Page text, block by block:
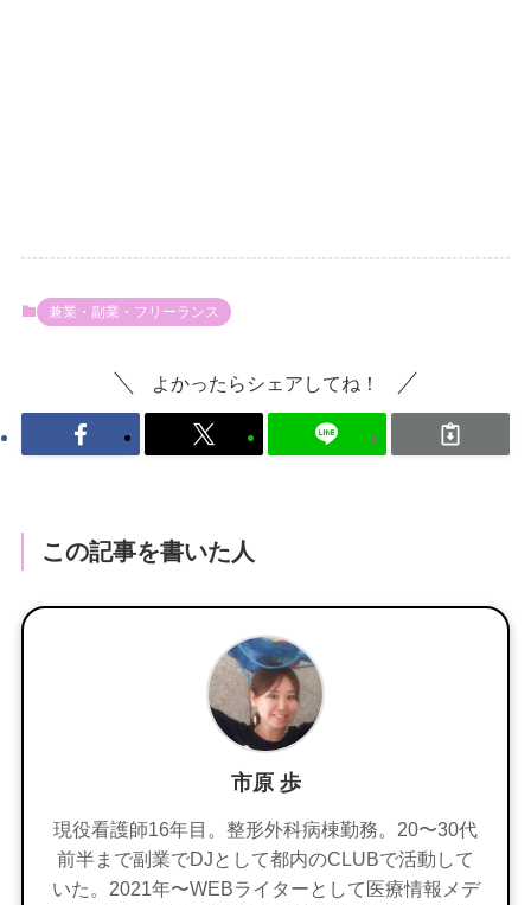
兼業・副業・フリーランス
よかったらシェアしてね！
この記事を書いた人
市原 歩
現役看護師16年目。整形外科病棟勤務。20〜30代
前半まで副業でDJとして都内のCLUBで活動して
いた。2021年〜WEBライターとして医療情報メデ